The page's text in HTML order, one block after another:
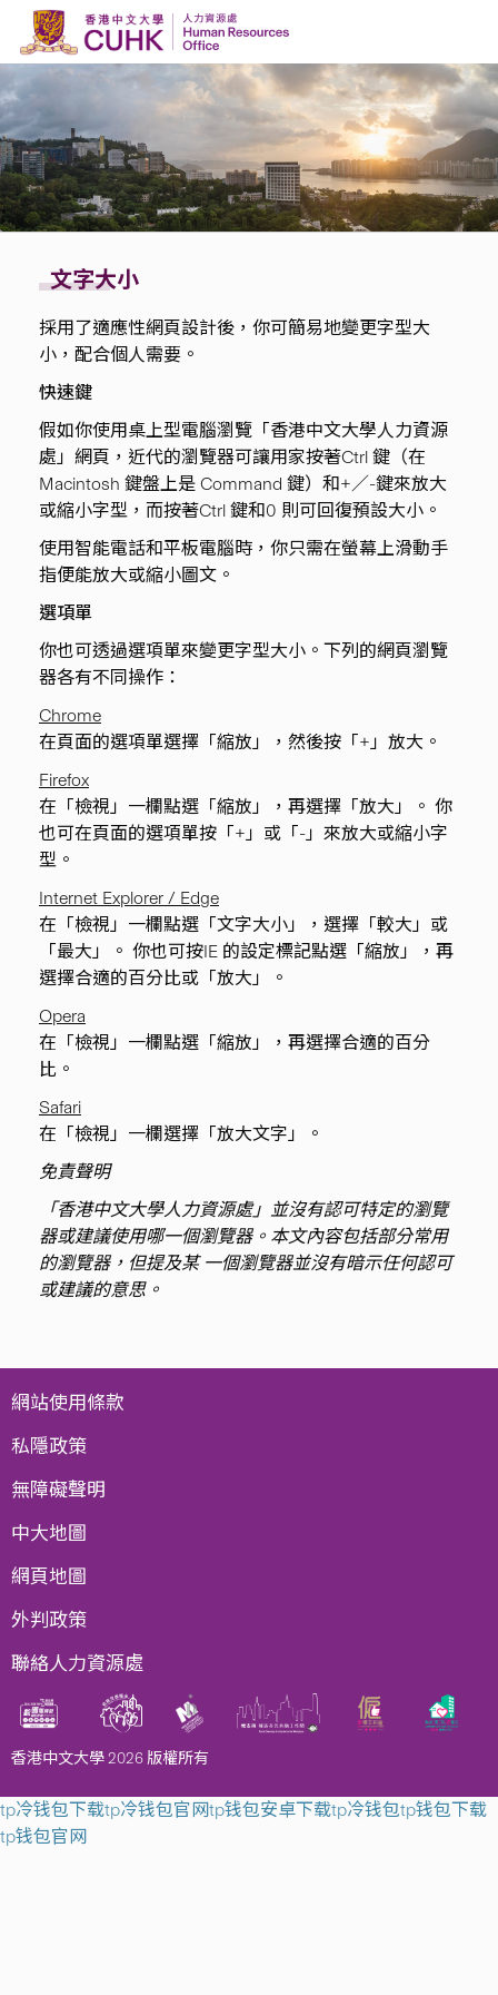
Skip to content
文字大小
採用了適應性網頁設計後，你可簡易地變更字型大
小，配合個人需要。
快速鍵
假如你使用桌上型電腦瀏覽「香港中文大學人力資源
處」網頁，近代的瀏覽器可讓用家按著Ctrl 鍵（在
Macintosh 鍵盤上是 Command 鍵）和+／-鍵來放大
或縮小字型，而按著Ctrl 鍵和0 則可回復預設大小。
使用智能電話和平板電腦時，你只需在螢幕上滑動手
指便能放大或縮小圖文。
選項單
你也可透過選項單來變更字型大小。下列的網頁瀏覽
器各有不同操作：
Chrome
在頁面的選項單選擇「縮放」，然後按「+」放大。
Firefox
在「檢視」一欄點選「縮放」，再選擇「放大」。 你
也可在頁面的選項單按「+」或「-」來放大或縮小字
型。
Internet Explorer / Edge
在「檢視」一欄點選「文字大小」，選擇「較大」或
「最大」。 你也可按IE 的設定標記點選「縮放」，再
選擇合適的百分比或「放大」。
Opera
在「檢視」一欄點選「縮放」，再選擇合適的百分
比。
Safari
在「檢視」一欄選擇「放大文字」。
免責聲明
「香港中文大學人力資源處」並沒有認可特定的瀏覽
器或建議使用哪一個瀏覽器。本文內容包括部分常用
的瀏覽器，但提及某 一個瀏覽器並沒有暗示任何認可
或建議的意思。
網站使用條款
私隱政策
無障礙聲明
中大地圖
網頁地圖
外判政策
聯絡人力資源處
香港中文大學 2026 版權所有
tp冷钱包下载tp冷钱包官网tp钱包安卓下载tp冷钱包tp钱包下载
tp钱包官网